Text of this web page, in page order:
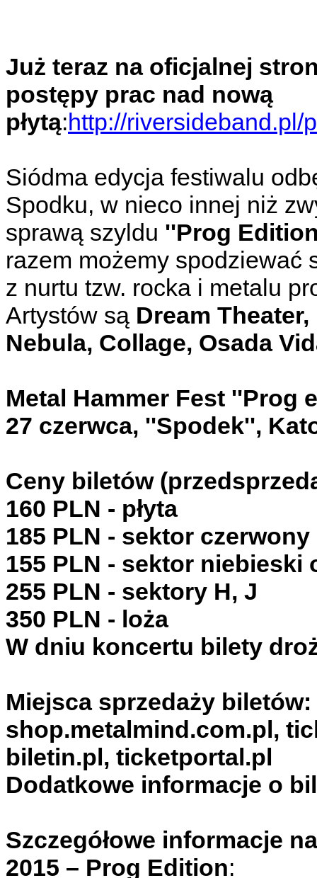
Już teraz na oficjalnej
postępy prac nad nową
płytą:http://riversideband.pl/
Siódma edycja festiwalu
Spodku, w nieco innej niż
sprawą szyldu ''Prog
razem możemy spodziewać
z nurtu tzw. rocka i metalu
Artystów są Dream
Nebula, Collage, Osada
Metal Hammer Fest ''Prog
27 czerwca, ''Spodek'',
Ceny biletów
160 PLN - płyta
185 PLN - sektor
155 PLN - sektor niebieski
255 PLN - sektory H, J
350 PLN - loża
W dniu koncertu bilety
Miejsca sprzedaży biletów:
shop.metalmind.com.pl,
biletin.pl, ticketportal.pl
Dodatkowe informacje o
Szczegółowe informacje
2015 – Prog Edition: